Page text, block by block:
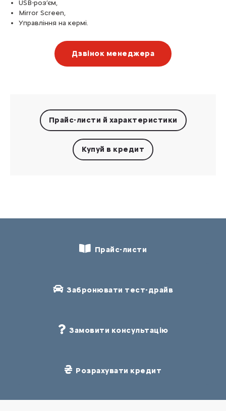
USB-роз’єм,
Mirror Screen,
Управління на кермі.
Дзвінок менеджера
Прайс-листи й характеристики
Купуй в кредит
Прайс-листи
Забронювати тест-драйв
Замовити консультацію
Розрахувати кредит